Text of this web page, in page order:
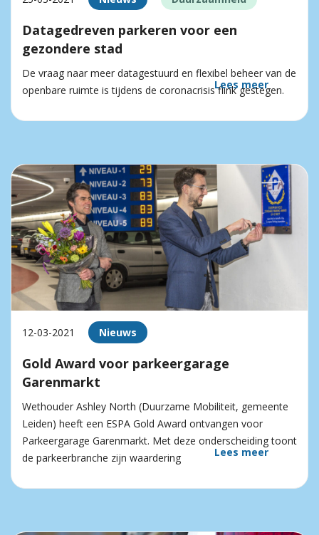
Datagedreven parkeren voor een
gezondere stad
De vraag naar meer datagestuurd en flexibel beheer van de
openbare ruimte is tijdens de coronacrisis flink gestegen.
Lees meer
12-03-2021 Nieuws
Gold Award voor parkeergarage
Garenmarkt
Wethouder Ashley North (Duurzame Mobiliteit, gemeente
Leiden) heeft een ESPA Gold Award ontvangen voor
Parkeergarage Garenmarkt. Met deze onderscheiding toont
de parkeerbranche zijn waardering
Lees meer